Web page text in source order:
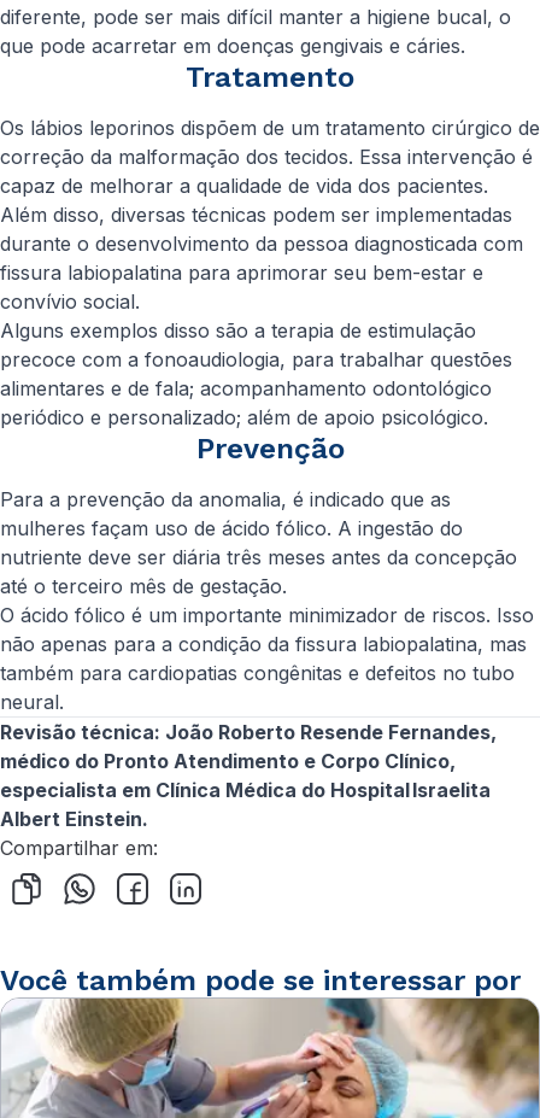
diferente, pode ser mais difícil manter a higiene bucal, o
que pode acarretar em doenças gengivais e cáries.
Tratamento
Os lábios leporinos dispõem de um tratamento cirúrgico de
correção da malformação dos tecidos. Essa intervenção é
capaz de melhorar a qualidade de vida dos pacientes.
Além disso, diversas técnicas podem ser implementadas
durante o desenvolvimento da pessoa diagnosticada com
fissura labiopalatina para aprimorar seu bem-estar e
convívio social.
Alguns exemplos disso são a terapia de estimulação
precoce com a fonoaudiologia, para trabalhar questões
alimentares e de fala; acompanhamento odontológico
periódico e personalizado; além de apoio psicológico.
Prevenção
Para a prevenção da anomalia, é indicado que as
mulheres façam uso de ácido fólico. A ingestão do
nutriente deve ser diária três meses antes da concepção
até o terceiro mês de gestação.
O ácido fólico é um importante minimizador de riscos. Isso
não apenas para a condição da fissura labiopalatina, mas
também para cardiopatias congênitas e defeitos no tubo
neural.
Revisão técnica: João Roberto Resende Fernandes,
médico do Pronto Atendimento e Corpo Clínico,
especialista em Clínica Médica do Hospital Israelita
Albert Einstein.
Compartilhar em:
Você também pode se interessar por